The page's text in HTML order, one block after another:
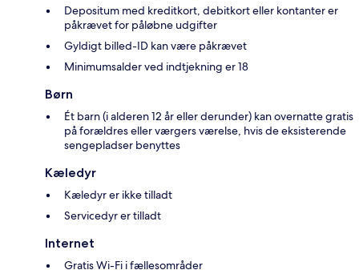
Depositum med kreditkort, debitkort eller kontanter er
påkrævet for påløbne udgifter
Gyldigt billed-ID kan være påkrævet
Minimumsalder ved indtjekning er 18
Børn
Ét barn (i alderen 12 år eller derunder) kan overnatte gratis
på forældres eller værgers værelse, hvis de eksisterende
sengepladser benyttes
Kæledyr
Kæledyr er ikke tilladt
Servicedyr er tilladt
Internet
Gratis Wi-Fi i fællesområder